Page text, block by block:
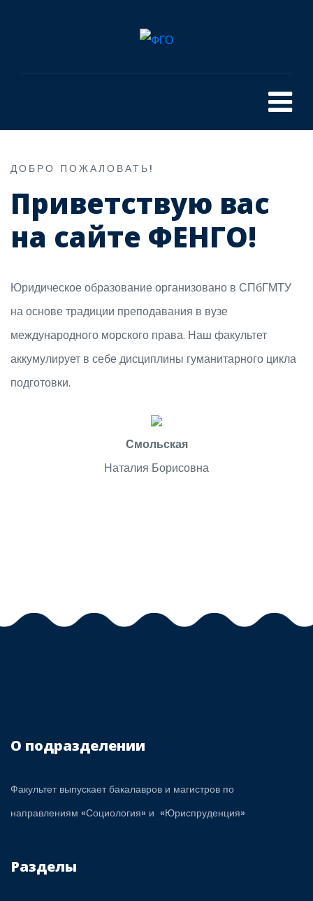
ДОБРО ПОЖАЛОВАТЬ!
Приветствую вас
на сайте ФЕНГО!
Юридическое образование организовано в СПбГМТУ
на основе традиции преподавания в вузе
международного морского права. Наш факультет
аккумулирует в себе дисциплины гуманитарного цикла
подготовки.
Смольская
Наталия Борисовна
О подразделении
Факультет выпускает бакалавров и магистров по
направлениям «Социология» и «Юриспруденция»
Разделы